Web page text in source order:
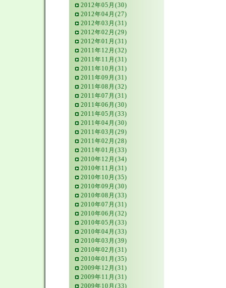
2012年05月(30)
2012年04月(27)
2012年03月(31)
2012年02月(29)
2012年01月(31)
2011年12月(32)
2011年11月(31)
2011年10月(31)
2011年09月(31)
2011年08月(32)
2011年07月(31)
2011年06月(30)
2011年05月(33)
2011年04月(30)
2011年03月(29)
2011年02月(28)
2011年01月(33)
2010年12月(34)
2010年11月(31)
2010年10月(35)
2010年09月(30)
2010年08月(33)
2010年07月(31)
2010年06月(32)
2010年05月(33)
2010年04月(33)
2010年03月(39)
2010年02月(31)
2010年01月(35)
2009年12月(31)
2009年11月(31)
2009年10月(33)